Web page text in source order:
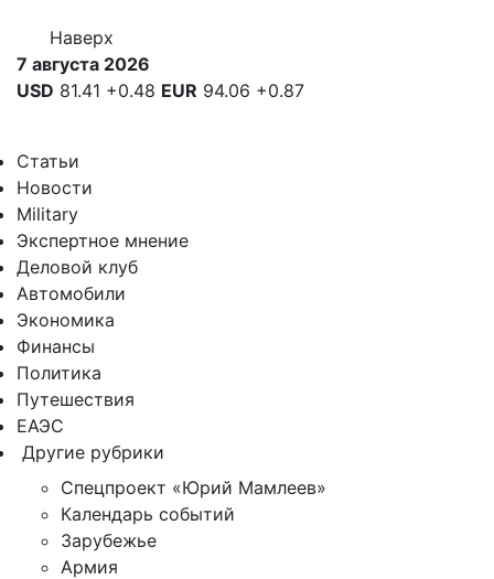
Наверх
7 августа 2026
USD 81.41 +0.48 EUR 94.06 +0.87
Статьи
Новости
Military
Экспертное мнение
Деловой клуб
Автомобили
Экономика
Финансы
Политика
Путешествия
ЕАЭС
Другие рубрики
Спецпроект «Юрий Мамлеев»
Календарь событий
Зарубежье
Армия